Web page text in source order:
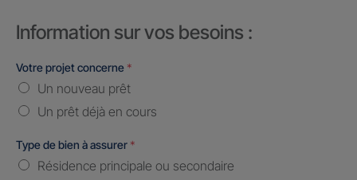
Information sur vos besoins :
Votre projet concerne *
Un nouveau prêt
Un prêt déjà en cours
Type de bien à assurer *
Résidence principale ou secondaire